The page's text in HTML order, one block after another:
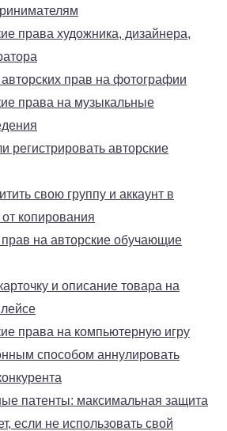
права художника, дизайнера,
прав на фотографии
права на музыкальные
регистрировать авторские
свою группу и аккаунт в
от копирования
на авторские обучающие
и описание товара на
права на компьютерную игру
способом аннулировать
патенты: максимальная защита
если не использовать свой